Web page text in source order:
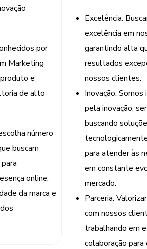
por
Marketing
e
de alto
número
buscam
online,
da marca e
Excelência:
excelência em
garantindo alta
resultados
nossos clientes.
Inovação: Somos
pela inovação,
buscando
para atender às
em constante
mercado.
Parceria:
com nossos
trabalhando em
colaboração